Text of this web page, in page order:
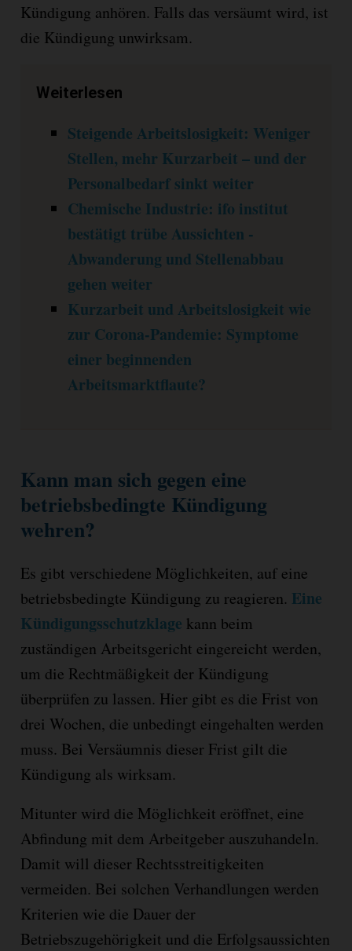
Kündigung anhören. Falls das versäumt wird, ist
die Kündigung unwirksam.
Weiterlesen
Steigende Arbeitslosigkeit: Weniger
Stellen, mehr Kurzarbeit – und der
Personalbedarf sinkt weiter
Chemische Industrie: ifo institut
bestätigt trübe Aussichten -
Abwanderung und Stellenabbau
gehen weiter
Kurzarbeit und Arbeitslosigkeit wie
zur Corona-Pandemie: Symptome
einer beginnenden
Arbeitsmarktflaute?
Kann man sich gegen eine
betriebsbedingte Kündigung
wehren?
Es gibt verschiedene Möglichkeiten, auf eine
betriebsbedingte Kündigung zu reagieren. Eine
Kündigungsschutzklage kann beim
zuständigen Arbeitsgericht eingereicht werden,
um die Rechtmäßigkeit der Kündigung
überprüfen zu lassen. Hier gibt es die Frist von
drei Wochen, die unbedingt eingehalten werden
muss. Bei Versäumnis dieser Frist gilt die
Kündigung als wirksam.
Mitunter wird die Möglichkeit eröffnet, eine
Abfindung mit dem Arbeitgeber auszuhandeln.
Damit will dieser Rechtsstreitigkeiten
vermeiden. Bei solchen Verhandlungen werden
Kriterien wie die Dauer der
Betriebszugehörigkeit und die Erfolgsaussichten